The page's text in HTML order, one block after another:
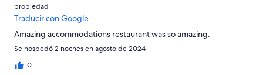
propiedad
Traducir con Google
Amazing accommodations restaurant was so amazing.
Se hospedó 2 noches en agosto de 2024
0